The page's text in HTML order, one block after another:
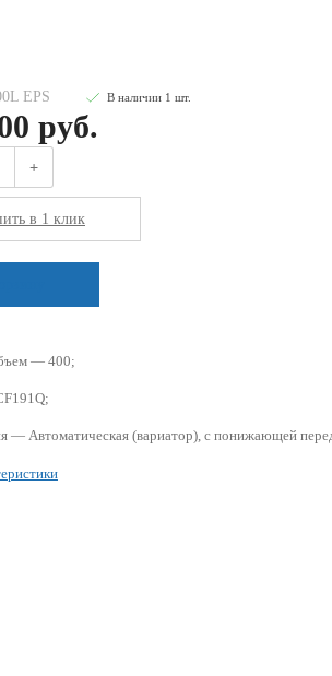
EPS В наличии 1 шт.
руб.
+
в 1 клик
— 400;
— Автоматическая (вариатор), с понижающей